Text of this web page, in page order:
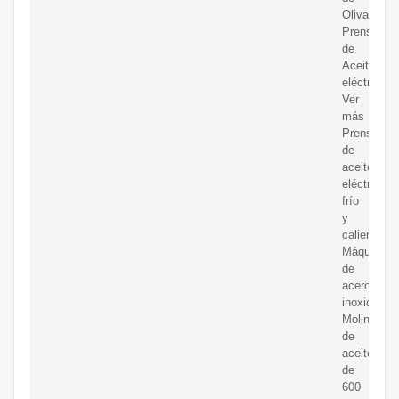
Oliva,
Prensa
de
Aceite
eléctrica
Ver
más
Prensa
de
aceite
eléctrica
frío
y
caliente
Máquina
de
acero
inoxidable
Molino
de
aceite
de
600